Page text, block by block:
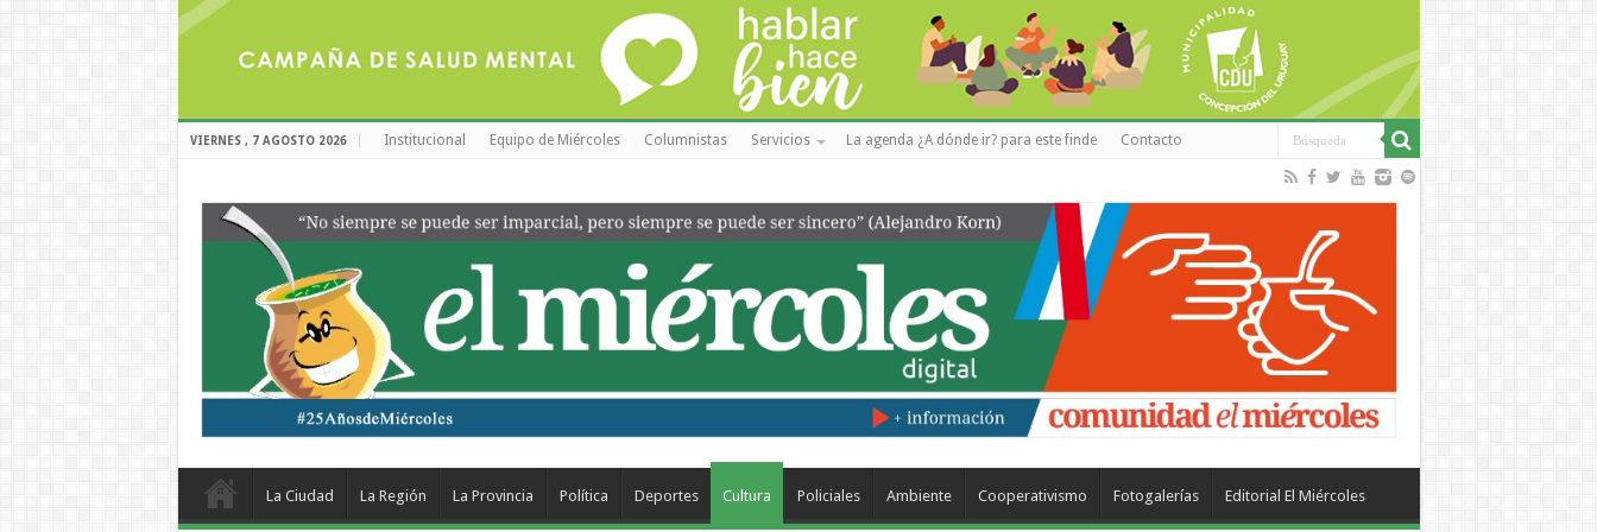
VIERNES , 7 AGOSTO 2026 Institucional Equipo de Miércoles Columnistas Servicios La agenda ¿A dónde ir? para este finde Contacto
La Ciudad La Región La Provincia Política Deportes Cultura Policiales Ambiente Cooperativismo Fotogalerías Editorial El Miércoles